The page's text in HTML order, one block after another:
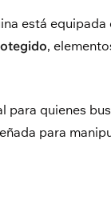
está equipada
,
para quienes
para